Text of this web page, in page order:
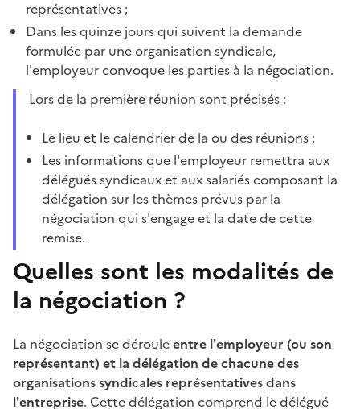
représentatives ;
Dans les quinze jours qui suivent la demande
formulée par une organisation syndicale,
l'employeur convoque les parties à la négociation.
Lors de la première réunion sont précisés :
Le lieu et le calendrier de la ou des réunions ;
Les informations que l'employeur remettra aux
délégués syndicaux et aux salariés composant la
délégation sur les thèmes prévus par la
négociation qui s'engage et la date de cette
remise.
Quelles sont les modalités de
la négociation ?
La négociation se dérouleentre l'employeur (ou son
représentant) et la délégation de chacune des
organisations syndicales représentatives dans
l'entreprise. Cette délégation comprend le délégué